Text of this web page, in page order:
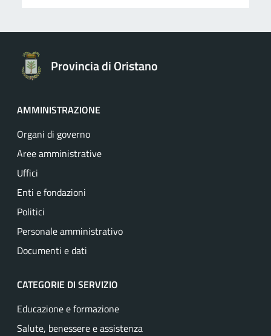
Provincia di Oristano
AMMINISTRAZIONE
Organi di governo
Aree amministrative
Uffici
Enti e fondazioni
Politici
Personale amministrativo
Documenti e dati
CATEGORIE DI SERVIZIO
Educazione e formazione
Salute, benessere e assistenza